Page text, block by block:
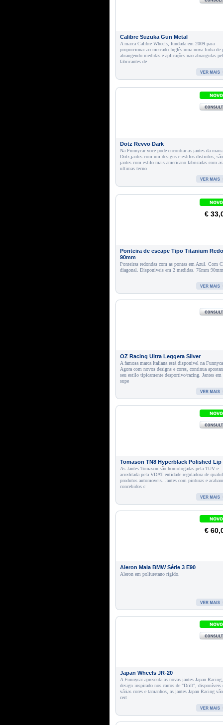
Calibre Suzuka Gun Metal
A marca Calibre Wheels, fundada em 2009 para
proporcionar ao mercado Inglês uma nova linha de
abrangendo medidas e aplicações nao abrangidas
fabricantes de
Dotz Revvo Dark
Na Funnycar voce pode encontrar as jantes da marca
Dotz,jantes com um designs e estilos distintos,
jantes com estilo mais americano fabricadas com as
ultimas tecno
€
Ponteira de escape Tipo Titanium
90mm
Ponteiras redondas com as pontas em Azul. Com
diagonal. Disponíveis em 2 medidas. 76mm 90mm
OZ Racing Ultra Leggera Silver
A famosa marca Italiana está disponível na
Agora com novos designs e cores, continua
seu estilo tipicamente desportivo/racing. Jantes
supe
Tomason TN8 Hyperblack Polished Lip
As Jantes Tomason são homologadas pela TUV e
acreditada pela VDAT entidade reguladora de
produtos automoveis. Jantes com pinturas e
concebidos c
€
Aleron Mala BMW Série 3 E90
Aleron em poliuretano rígido.
Japan Wheels JR-20
A Funnycar apresenta as novas jantes Japan
design inspirado nos carros de "Drift", disponíveis
várias cores e tamanhos, as jantes Japan Racing
cert